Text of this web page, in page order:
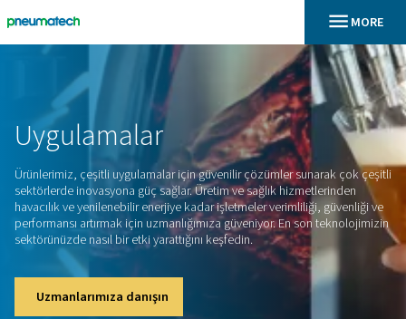
Ana Sayfa
Uygulamalar
Ürünlerimiz, çeşitli uygulamalar için güvenilir çözümler
sektörlerde inovasyona güç sağlar. Üretim ve sağlık
havacılık ve yenilenebilir enerjiye kadar işletmeler
performansı artırmak için uzmanlığımıza güveniyor. En son
sektörünüzde nasıl bir etki yarattığını keşfedin.